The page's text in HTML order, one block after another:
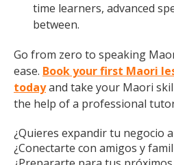
time learners, advanced
between.
Go from zero to speaking
ease. Book your first Maori
todayand take your Maori
the help of a professional
¿Quieres expandir tu negocio
¿Conectarte con amigos y